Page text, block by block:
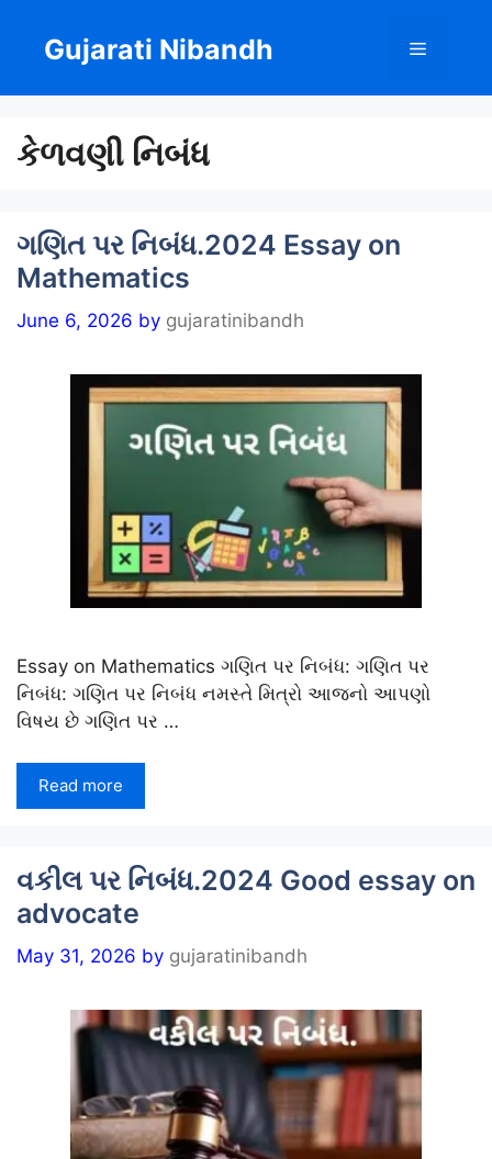
content
Gujarati Nibandh Menu
કેળવણી નિબંધ
ગણિત પર નિબંધ.2024 Essay on
Mathematics
June 6, 2026 by gujaratinibandh
Essay on Mathematics ગણિત પર નિબંધ: ગણિત પર
નિબંધ: ગણિત પર નિબંધ નમસ્તે મિત્રો આજનો આપણો
વિષય છે ગણિત પર …
Read more
વકીલ પર નિબંધ.2024 Good essay on
advocate
May 31, 2026 by gujaratinibandh